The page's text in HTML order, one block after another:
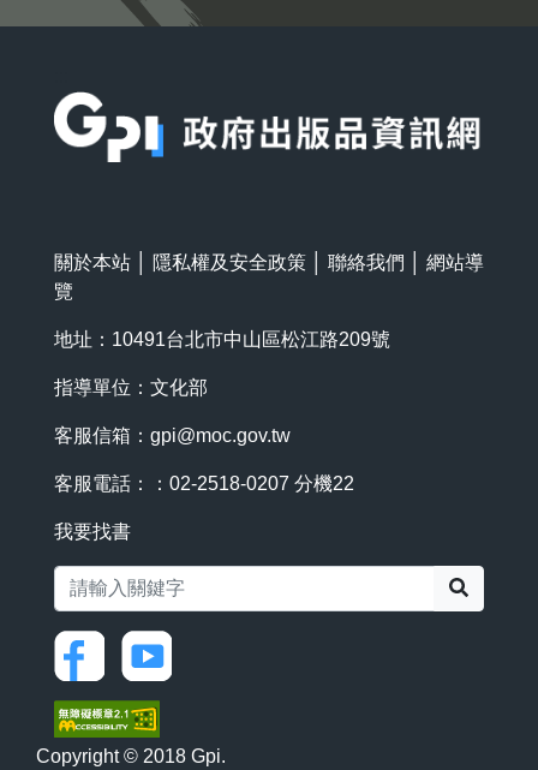
關於本站 隱私權及安全政策 聯絡我們
網站導
覽
地址：10491台北市中山區松江路209號
指導單位：文化部
客服信箱： gpi@moc.gov.tw
客服電話：：02-2518-0207 分機22
我要找書
Copyright © 2018 Gpi.